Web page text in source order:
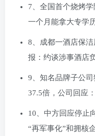
7、全国首个烧烤
一个月能拿大专学
8、成都一酒店保
报：约谈涉事酒店
9、知名品牌子公
37.5倍，公司回应
10、中方回应停止
“再军事化”和拥核